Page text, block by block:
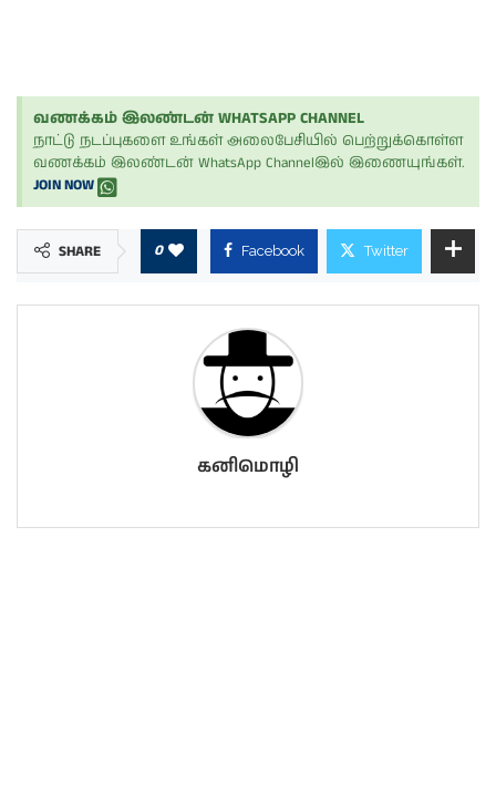
வணக்கம் இலண்டன் WHATSAPP CHANNEL
நாட்டு நடப்புகளை உங்கள் அலைபேசியில் பெற்றுக்கொள்ள
வணக்கம் இலண்டன் WhatsApp Channelஇல் இணையுங்கள்.
JOIN NOW
SHARE 0 Facebook Twitter
கனிமொழி